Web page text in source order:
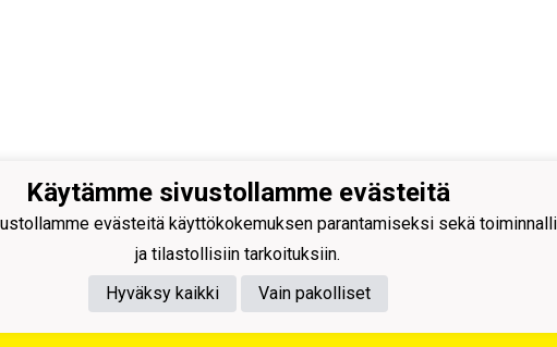
Ura ry
4, 69100 KANNUS
Käytämme sivustollamme evästeitä
evästeitä käyttökokemuksen parantamiseksi sekä
ja tilastollisiin tarkoituksiin.
Hyväksy kaikki
Vain pakolliset